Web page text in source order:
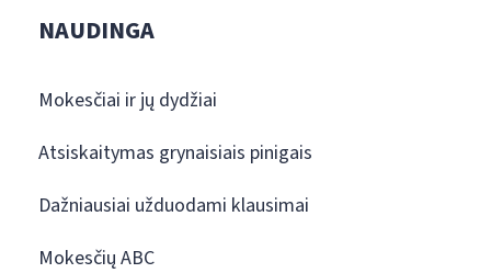
NAUDINGA
Mokesčiai ir jų dydžiai
Atsiskaitymas grynaisiais pinigais
Dažniausiai užduodami klausimai
Mokesčių ABC